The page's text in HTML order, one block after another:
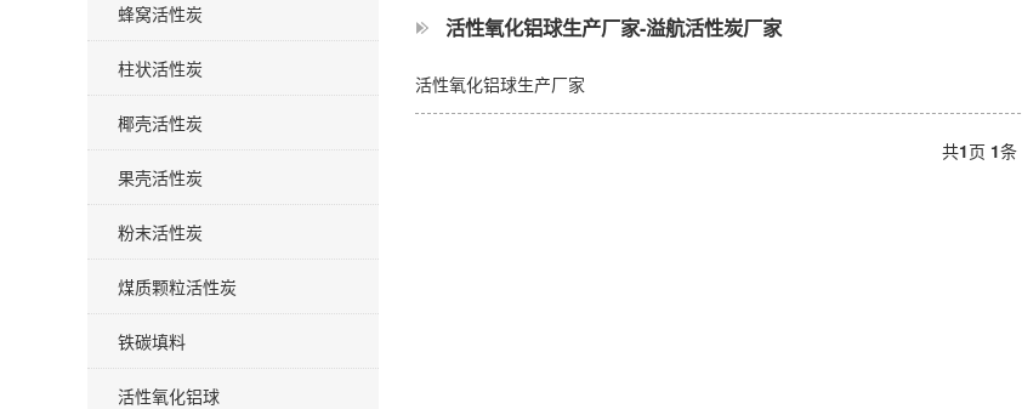
蜂窝活性炭
柱状活性炭
椰壳活性炭
果壳活性炭
粉末活性炭
煤质颗粒活性炭
铁碳填料
活性氧化铝球
活性氧化铝球生产厂家-溢航活性炭厂家
活性氧化铝球生产厂家
共1页 1条